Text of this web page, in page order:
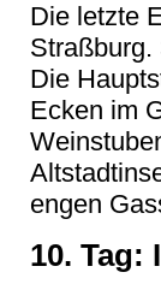
Die letzte
Straßburg.
Die
Ecken im
engen
10. Tag: